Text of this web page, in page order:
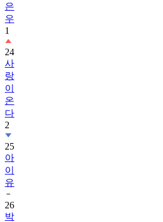
은
우
1
24
사
랑
이
온
다
2
25
아
이
유
26
박